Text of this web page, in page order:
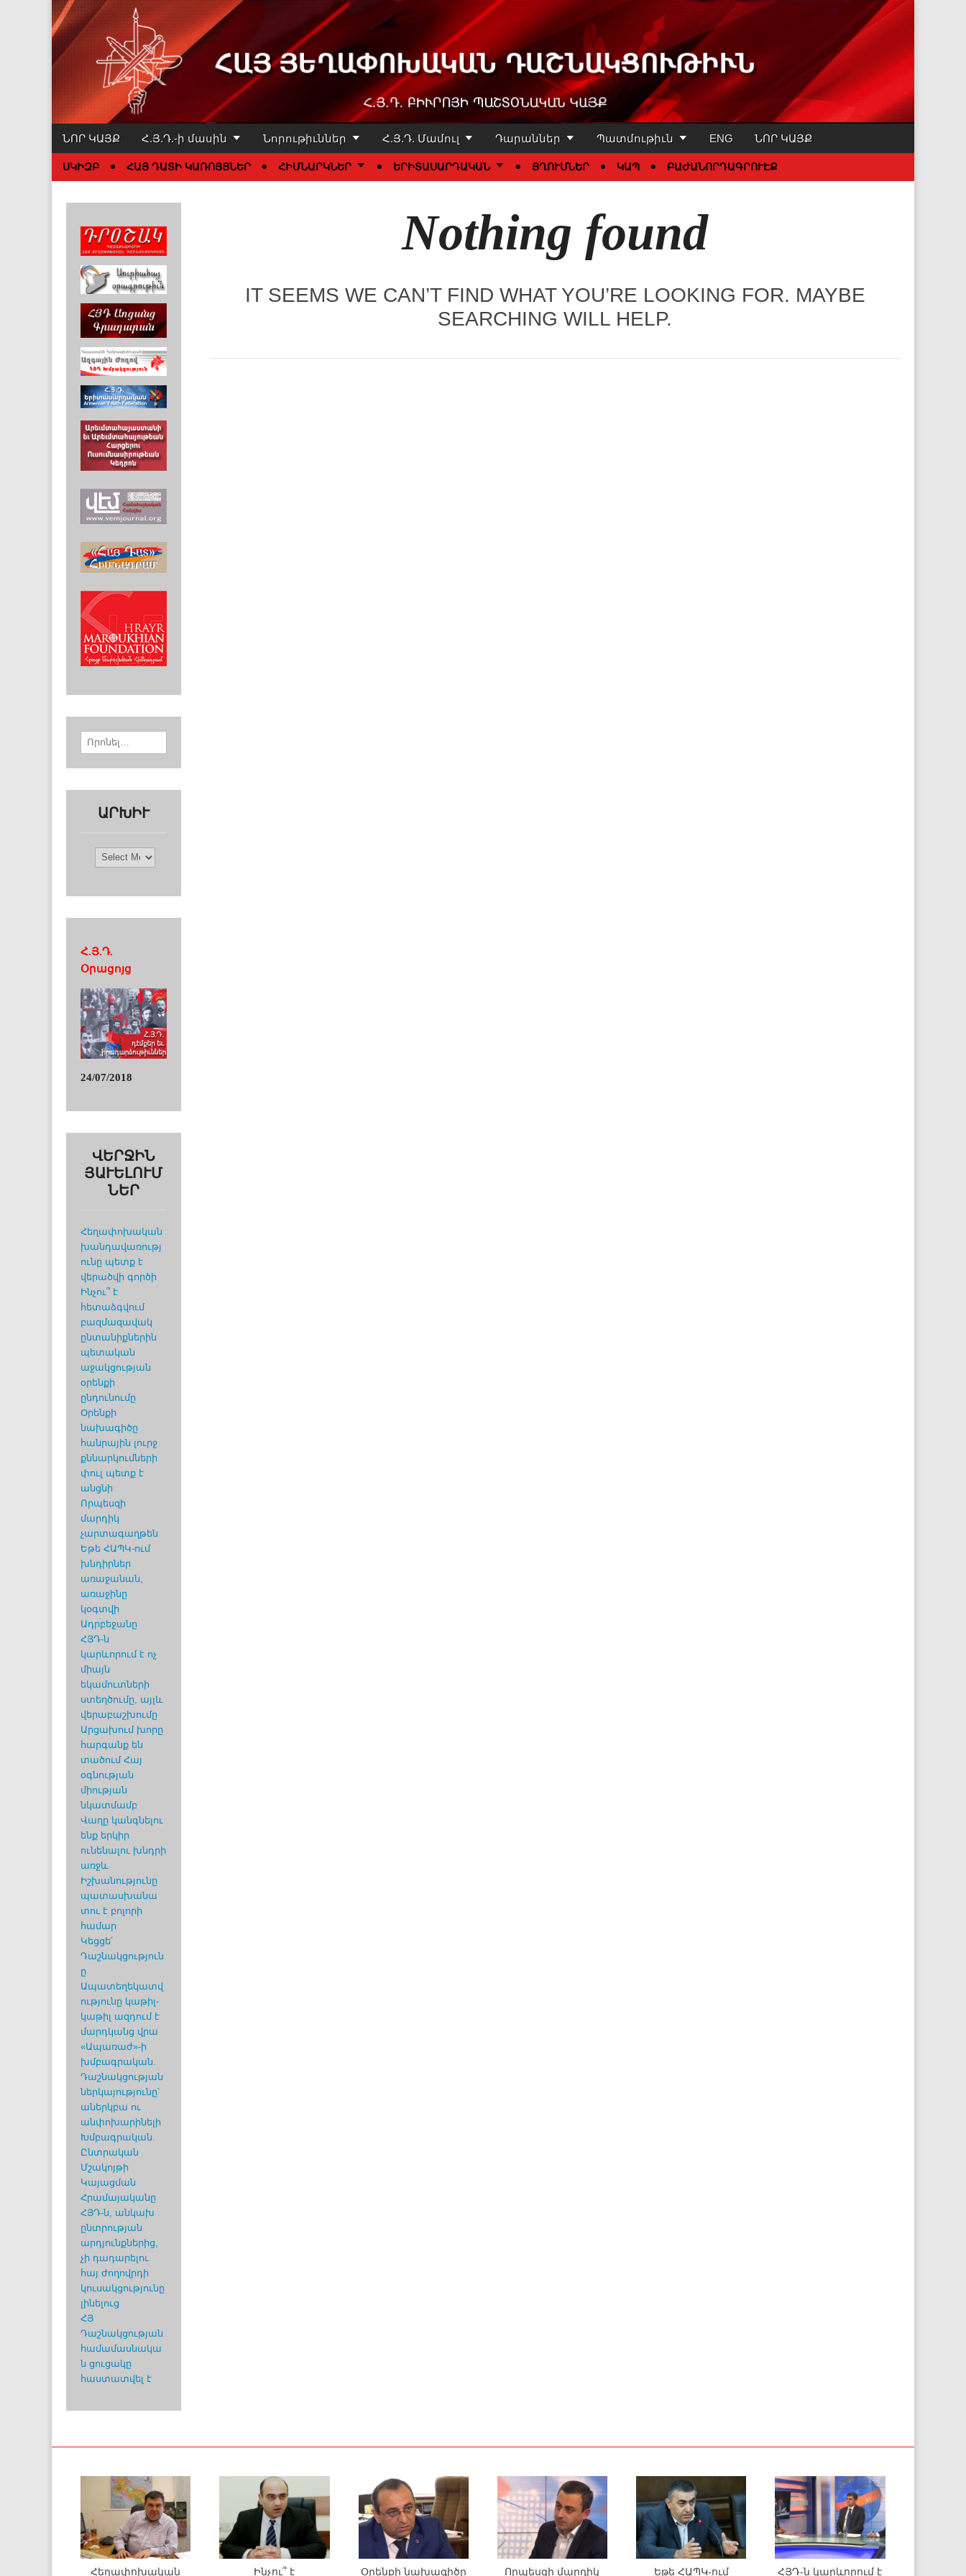
Հայ Յեղափոխական Դաշնակցութիւն
Main menu
Skip to content
ՆՈՐ ԿԱՅՔ Հ.Յ.Դ.-ի մասին Նորութիւններ Հ.Յ.Դ. Մամուլ Դարաններ Պատմութիւն ENG ՆՈՐ ԿԱՅՔ
Sub menu
ՍԿԻԶԲ ՀԱՅ ԴԱՏԻ ԿԱՌՈՅՑՆԵՐ ՀԻՄՆԱՐԿՆԵՐ ԵՐԻՏԱՍԱՐԴԱԿԱՆ ՅՂՈՒՄՆԵՐ ԿԱՊ ԲԱԺԱՆՈՐԴԱԳՐՈՒԷՔ
Nothing found
IT SEEMS WE CAN’T FIND WHAT YOU’RE LOOKING FOR. MAYBE
SEARCHING WILL HELP.
Search for:
ԱՐԽԻՒ
Արխիւ
Հ.Յ.Դ.
Օրացոյց
24/07/2018
ՎԵՐՋԻՆ
ՅԱՒԵԼՈՒՄ
ՆԵՐ
Հեղափոխական
խանդավառությ
ունը պետք է
վերածվի գործի
Ինչու՞ է
հետաձգվում
բազմազավակ
ընտանիքներին
պետական
աջակցության
օրենքի
ընդունումը
Օրենքի
նախագիծը
հանրային լուրջ
քննարկումների
փուլ պետք է
անցնի
Որպեսզի
մարդիկ
չարտագաղթեն
Եթե ՀԱՊԿ-ում
խնդիրներ
առաջանան,
առաջինը
կօգտվի
Ադրբեջանը
ՀՅԴ-ն
կարևորում է ոչ
միայն
եկամուտների
ստեղծումը, այլև
վերաբաշխումը
Արցախում խորը
հարգանք են
տածում Հայ
օգնության
միության
նկատմամբ
Վաղը կանգնելու
ենք երկիր
ունենալու խնդրի
առջև
Իշխանությունը
պատասխանա
տու է բոլորի
համար
Կեցցե՛
Դաշնակցություն
ը
Ապատեղեկատվ
ությունը կաթիլ-
կաթիլ ազդում է
մարդկանց վրա
«Ապառաժ»-ի
խմբագրական.
Դաշնակցության
ներկայությունը՝
աներկբա ու
անփոխարինելի
Խմբագրական.
Ընտրական
Մշակոյթի
Կայացման
Հրամայականը
ՀՅԴ-ն, անկախ
ընտրության
արդյունքներից,
չի դադարելու
հայ ժողովրդի
կուսակցությունը
լինելուց
ՀՅ
Դաշնակցության
համամասնակա
ն ցուցակը
հաստատվել է
Հեղափոխական Ինչու՞ է Օրենքի նախագիծը Որպեսզի մարդիկ Եթե ՀԱՊԿ-ում ՀՅԴ-ն կարևորում է